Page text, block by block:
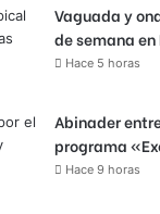
Vaguada y
de semana
Hace 5 horas
Abinader
programa
Hace 9 horas